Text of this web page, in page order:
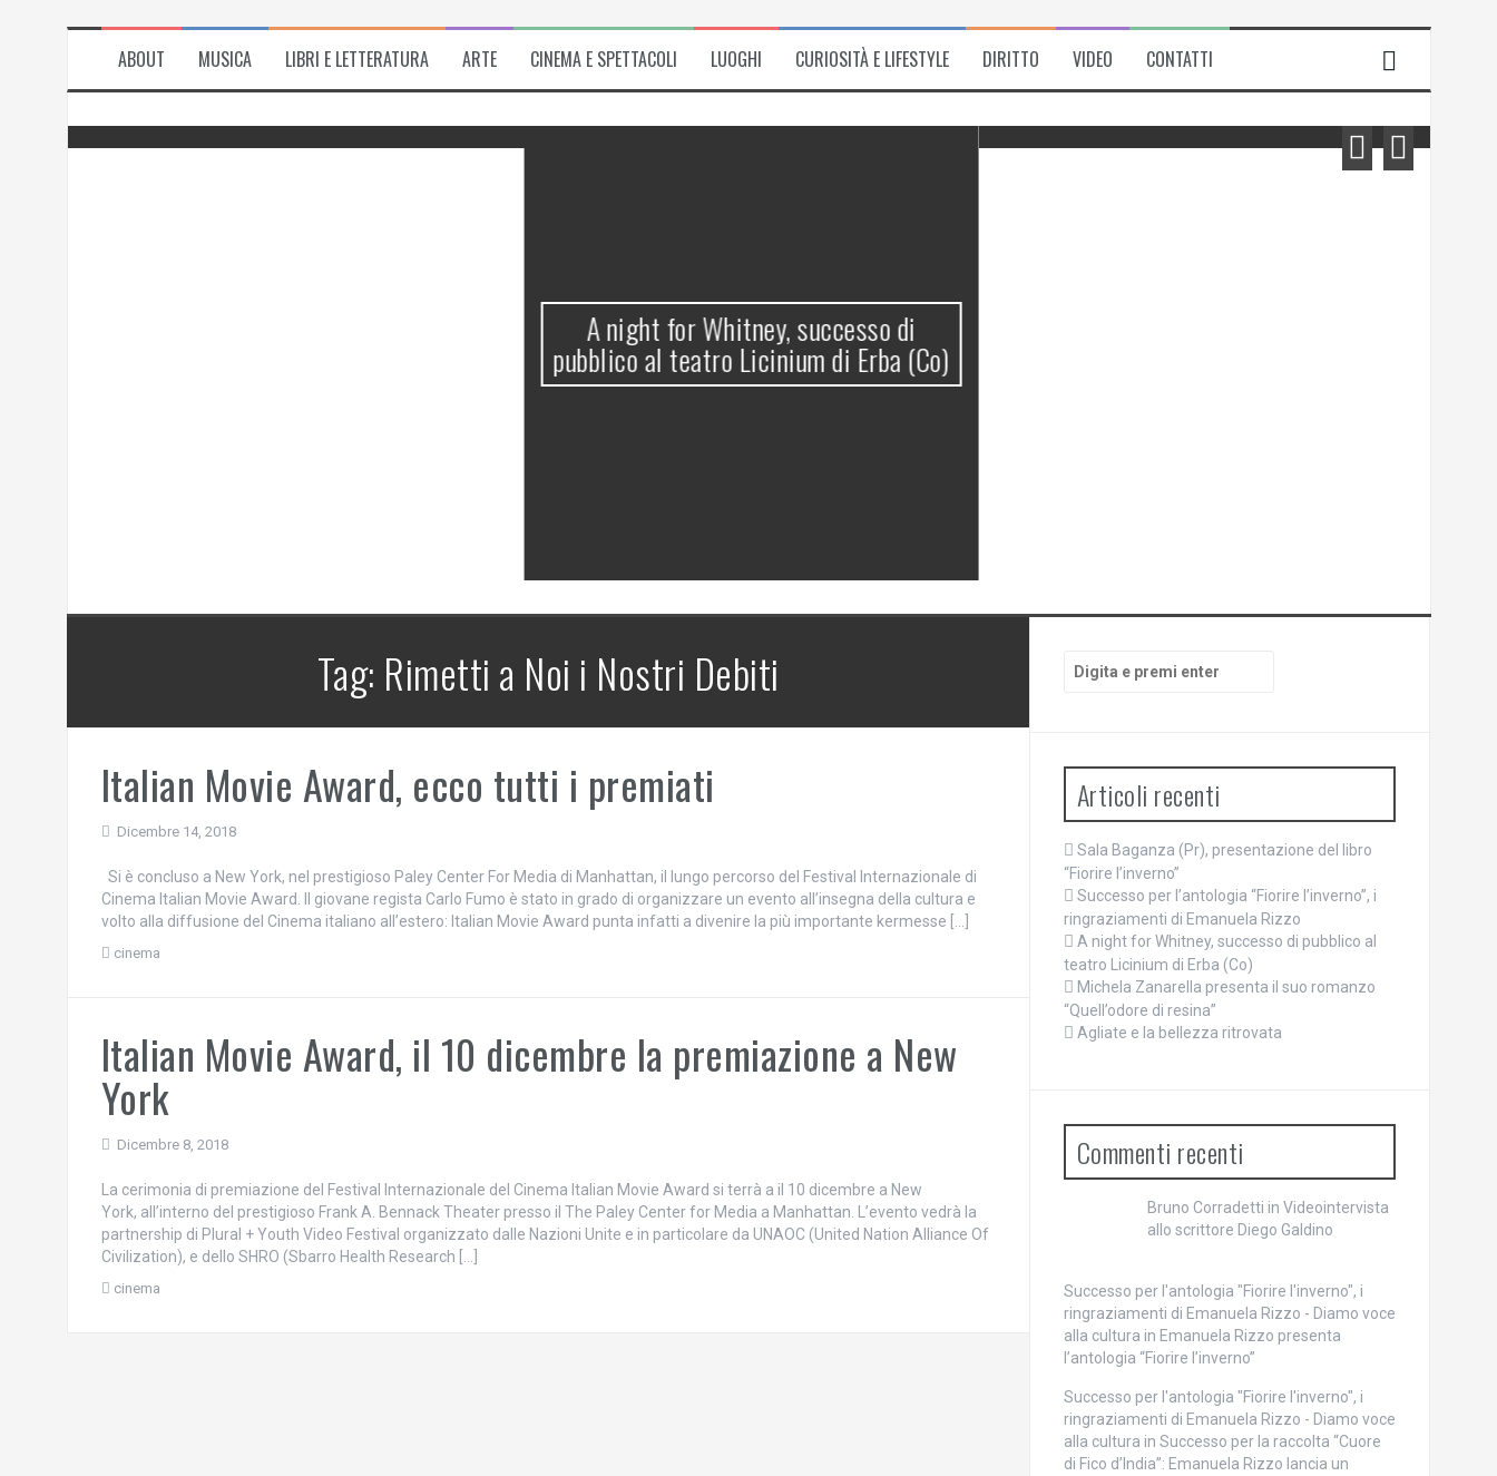
ABOUT MUSICA LIBRI E LETTERATURA ARTE CINEMA E SPETTACOLI LUOGHI CURIOSITÀ E LIFESTYLE DIRITTO VIDEO CONTATTI
A night for Whitney, successo di
pubblico al teatro Licinium di Erba (Co)
Michela Zanarella presenta il suo
Tag: Rimetti a Noi i Nostri Debiti
Italian Movie Award, ecco tutti i premiati
Dicembre 14, 2018
Si è concluso a New York, nel prestigioso Paley Center For Media di Manhattan, il lungo percorso del Festival Internazionale di
Cinema Italian Movie Award. Il giovane regista Carlo Fumo è stato in grado di organizzare un evento all’insegna della cultura e
volto alla diffusione del Cinema italiano all’estero: Italian Movie Award punta infatti a divenire la più importante kermesse […]
cinema
Italian Movie Award, il 10 dicembre la premiazione a New
York
Dicembre 8, 2018
La cerimonia di premiazione del Festival Internazionale del Cinema Italian Movie Award si terrà a il 10 dicembre a New
York, all’interno del prestigioso Frank A. Bennack Theater presso il The Paley Center for Media a Manhattan. L’evento vedrà la
partnership di Plural + Youth Video Festival organizzato dalle Nazioni Unite e in particolare da UNAOC (United Nation Alliance Of
Civilization), e dello SHRO (Sbarro Health Research […]
cinema
Articoli recenti
Sala Baganza (Pr), presentazione del libro
“Fiorire l’inverno”
Successo per l’antologia “Fiorire l’inverno”, i
ringraziamenti di Emanuela Rizzo
A night for Whitney, successo di pubblico al
teatro Licinium di Erba (Co)
Michela Zanarella presenta il suo romanzo
“Quell’odore di resina”
Agliate e la bellezza ritrovata
Commenti recenti
Bruno Corradetti in Videointervista
allo scrittore Diego Galdino
Successo per l'antologia "Fiorire l'inverno", i
ringraziamenti di Emanuela Rizzo - Diamo voce
alla cultura in Emanuela Rizzo presenta
l’antologia “Fiorire l’inverno”
Successo per l'antologia "Fiorire l'inverno", i
ringraziamenti di Emanuela Rizzo - Diamo voce
alla cultura in Successo per la raccolta “Cuore
di Fico d’India”: Emanuela Rizzo lancia un